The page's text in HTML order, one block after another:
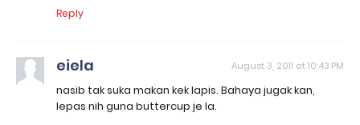
Reply
eiela August 3, 2011 at 10:43 PM
nasib tak suka makan kek lapis. Bahaya jugak kan,
lepas nih guna buttercup je la.